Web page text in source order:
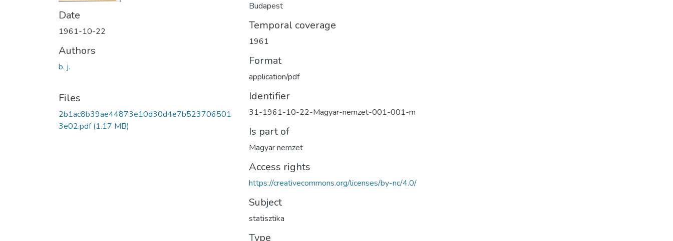
Date
1961-10-22
Authors
b. j.
Files
2b1ac8b39ae44873e10d30d4e7b523706501
3e02.pdf(1.17 MB)
Budapest
Temporal coverage
1961
Format
application/pdf
Identifier
31-1961-10-22-Magyar-nemzet-001-001-m
Is part of
Magyar nemzet
Access rights
https://creativecommons.org/licenses/by-nc/4.0/
Subject
statisztika
Type